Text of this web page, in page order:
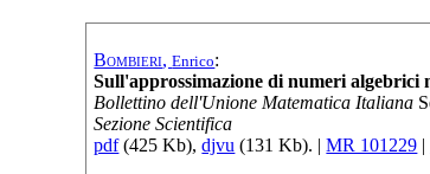
Bombieri,Enrico:
Sull'approssimazione di numeri algebrici
Bollettino dell'Unione Matematica Italiana
Sezione Scientifica
pdf(425 Kb),djvu (131 Kb). |MR 101229 |